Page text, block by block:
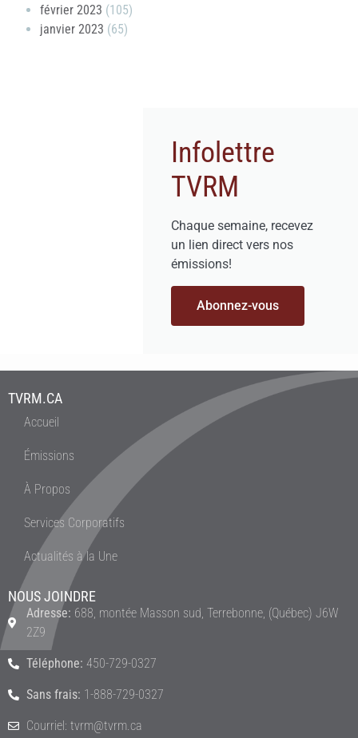
février 2023 (105)
janvier 2023 (65)
Infolettre
TVRM
Chaque semaine, recevez
un lien direct vers nos
émissions!
Abonnez-vous
TVRM.CA
Accueil
Émissions
À Propos
Services Corporatifs
Actualités à la Une
NOUS JOINDRE
Adresse: 688, montée Masson sud, Terrebonne, (Québec) J6W
2Z9
Téléphone: 450-729-0327
Sans frais: 1-888-729-0327
Courriel: tvrm@tvrm.ca